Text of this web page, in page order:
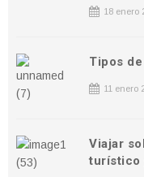
18 enero
Tipos
11 enero
Viajar
turístico